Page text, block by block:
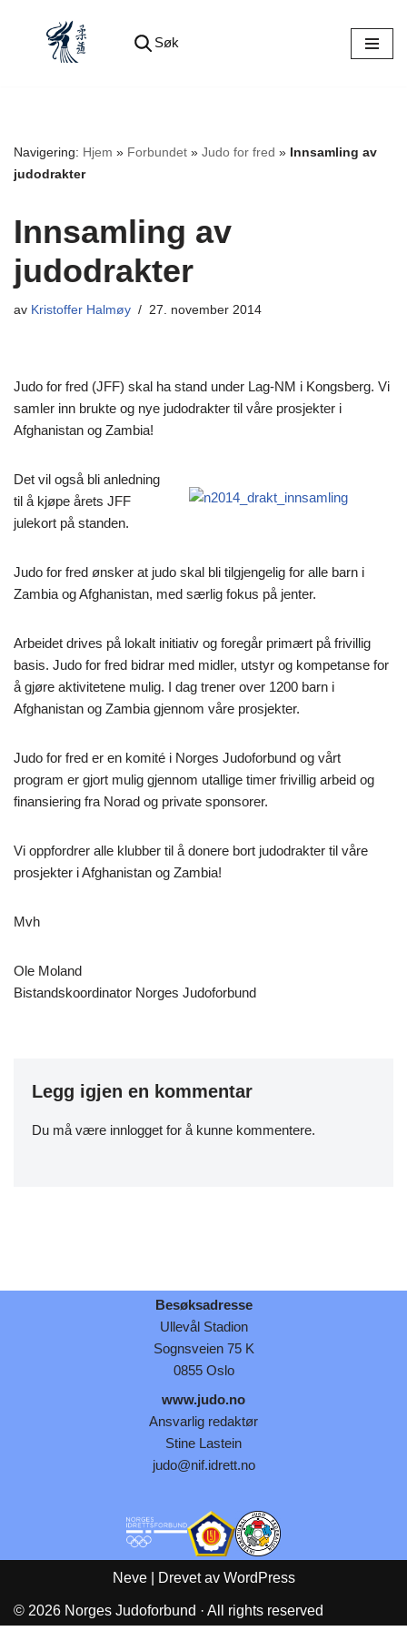
Søk
Navigering: Hjem » Forbundet » Judo for fred » Innsamling av
judodrakter
Innsamling av
judodrakter
av Kristoffer Halmøy 27. november 2014
Judo for fred (JFF) skal ha stand under Lag-NM i Kongsberg. Vi
samler inn brukte og nye judodrakter til våre prosjekter i
Afghanistan og Zambia!
Det vil også bli anledning
til å kjøpe årets JFF
julekort på standen.
Judo for fred ønsker at judo skal bli tilgjengelig for alle barn i
Zambia og Afghanistan, med særlig fokus på jenter.
Arbeidet drives på lokalt initiativ og foregår primært på frivillig
basis. Judo for fred bidrar med midler, utstyr og kompetanse for
å gjøre aktivitetene mulig. I dag trener over 1200 barn i
Afghanistan og Zambia gjennom våre prosjekter.
Judo for fred er en komité i Norges Judoforbund og vårt
program er gjort mulig gjennom utallige timer frivillig arbeid og
finansiering fra Norad og private sponsorer.
Vi oppfordrer alle klubber til å donere bort judodrakter til våre
prosjekter i Afghanistan og Zambia!
Mvh
Ole Moland
Bistandskoordinator Norges Judoforbund
Legg igjen en kommentar
Du må være innlogget for å kunne kommentere.
Besøksadresse
Ullevål Stadion
Sognsveien 75 K
0855 Oslo
www.judo.no
Ansvarlig redaktør
Stine Lastein
judo@nif.idrett.no
Neve| Drevet av WordPress
© 2026 Norges Judoforbund · All rights reserved